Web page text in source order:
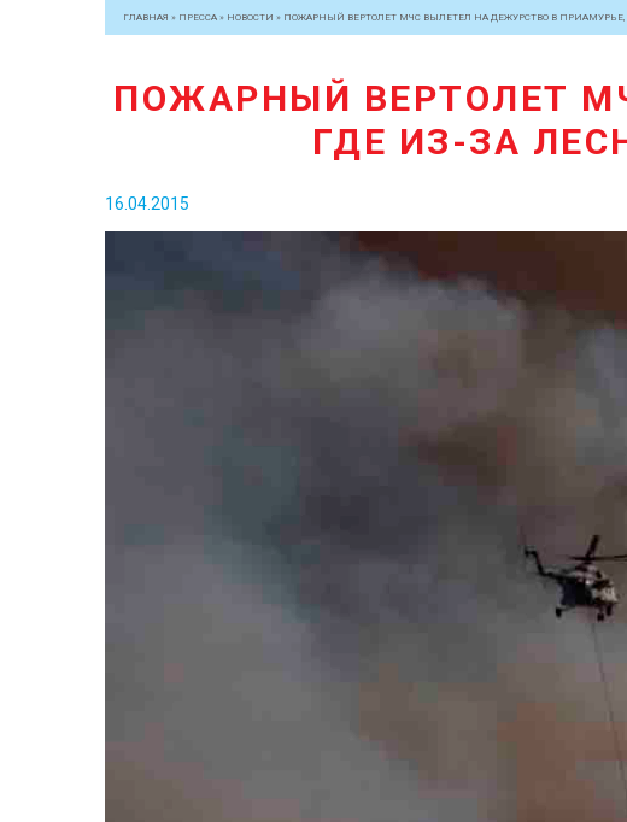
ГЛАВНАЯ » ПРЕССА » НОВОСТИ » ПОЖАРНЫЙ ВЕРТОЛЕТ МЧС ВЫЛЕТЕЛ НА ДЕЖУРСТВО В
ПОЖАРНЫЙ ВЕРТОЛЕТ
ГДЕ ИЗ-ЗА
16.04.2015